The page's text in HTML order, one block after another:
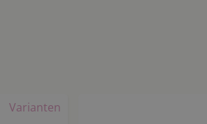
Varianten